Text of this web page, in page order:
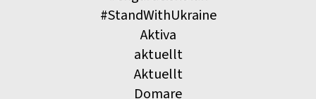
#StandWithUkraine
Aktiva
aktuellt
Aktuellt
Domare